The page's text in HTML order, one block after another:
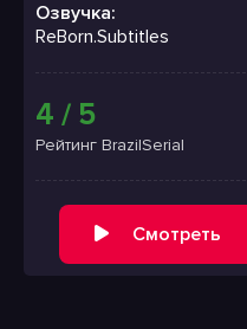
Озвучка:
ReBorn.Subtitles
4 / 5
Рейтинг BrazilSerial
Смотреть